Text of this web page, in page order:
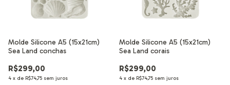
Molde Silicone A5 (15x21cm)
Sea Land conchas
R$299,00
4 x de R$74,75 sem juros
Molde Silicone A5 (15x21cm)
Sea Land corais
R$299,00
4 x de R$74,75 sem juros